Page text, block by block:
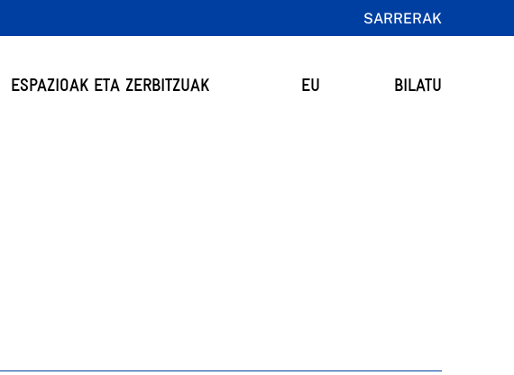
SARRERAK
ESPAZIOAK ETA ZERBITZUAK
EU BILATU